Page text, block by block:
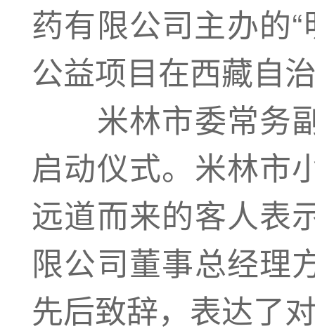
药有限公司主办的
公益项目在西藏自
米林市委常务副
启动仪式。米林市
远道而来的客人表
限公司董事总经理
先后致辞，表达了